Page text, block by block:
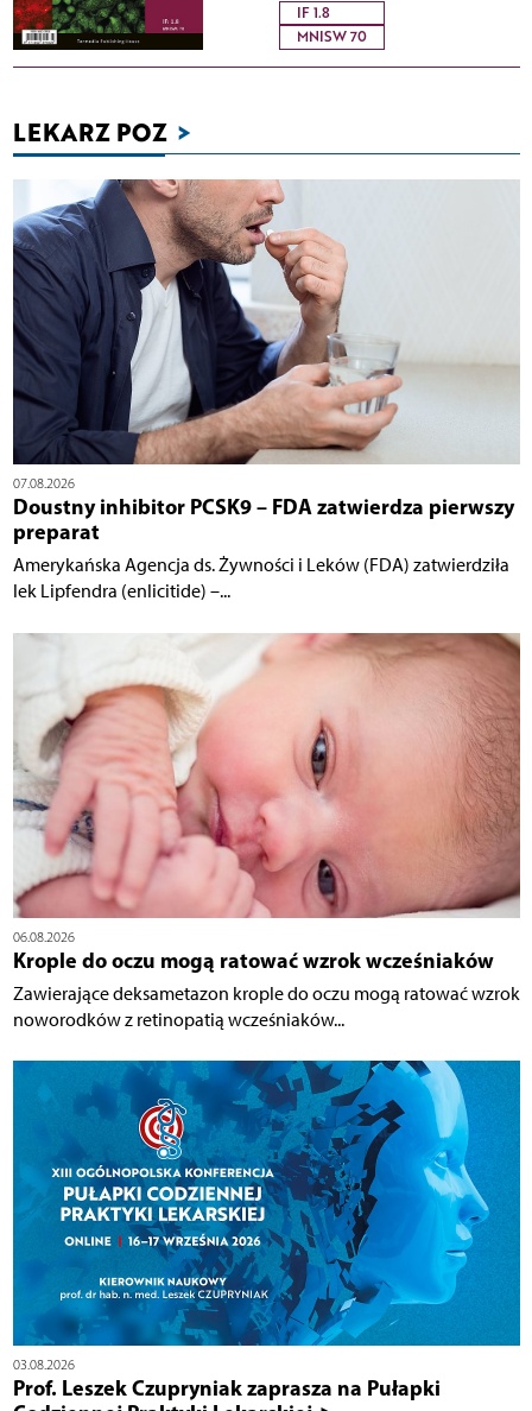
IF 1.8
MNISW 70
LEKARZ POZ >
07.08.2026
Doustny inhibitor PCSK9 – FDA zatwierdza pierwszy
preparat
Amerykańska Agencja ds. Żywności i Leków (FDA) zatwierdziła
lek Lipfendra (enlicitide) –...
06.08.2026
Krople do oczu mogą ratować wzrok wcześniaków
Zawierające deksametazon krople do oczu mogą ratować wzrok
noworodków z retinopatią wcześniaków...
03.08.2026
Prof. Leszek Czupryniak zaprasza na Pułapki